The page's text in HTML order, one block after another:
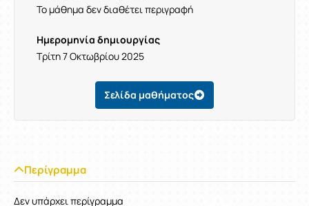
Το μάθημα δεν διαθέτει περιγραφή
Ημερομηνία δημιουργίας
Τρίτη 7 Οκτωβρίου 2025
Σελίδα μαθήματος
Περίγραμμα
Δεν υπάρχει περίγραμμα